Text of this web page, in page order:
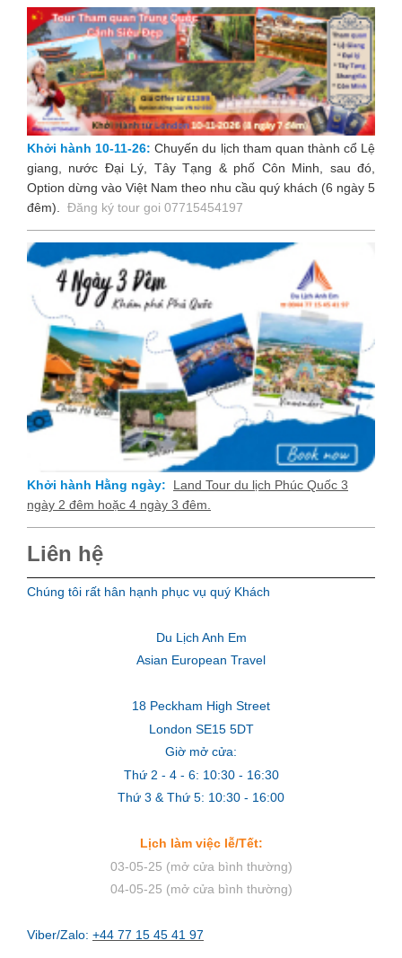
Khởi hành 10-11-26: Chuyến du lịch tham quan thành cổ Lệ
giang, nước Đại Lý, Tây Tạng & phố Côn Minh, sau đó,
Option dừng vào Việt Nam theo nhu cầu quý khách (6 ngày 5
đêm).
Đăng ký tour goi 07715454197
Khởi hành Hằng ngày:
Land Tour du lịch Phúc Quốc 3
ngày 2 đêm hoặc 4 ngày 3 đêm.
Liên hệ
Chúng tôi rất hân hạnh phục vụ quý Khách
Du Lịch Anh Em
Asian European Travel
18 Peckham High Street
London SE15 5DT
Giờ mở cửa:
Thứ 2 - 4 - 6: 10:30 - 16:30
Thứ 3 & Thứ 5: 10:30 - 16:00
Lịch làm việc lễ/Tết:
03-05-25 (mở cửa bình thường)
04-05-25 (mở cửa bình thường)
Viber/Zalo: +44 77 15 45 41 97